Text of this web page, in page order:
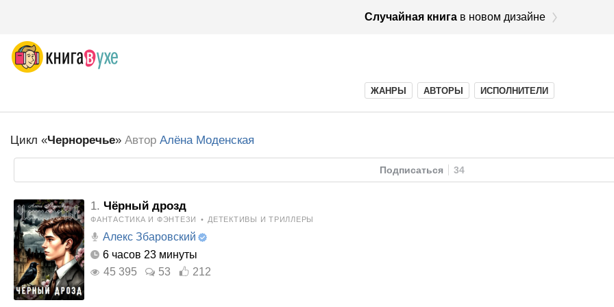
Случайная книгав новом дизайне
ЖАНРЫ АВТОРЫ ИСПОЛНИТЕЛИ
Цикл «Черноречье» Автор Алёна Моденская
Подписаться 34
1. Чёрный дрозд
ФАНТАСТИКА И ФЭНТЕЗИ • ДЕТЕКТИВЫ И ТРИЛЛЕРЫ
Алекс Збаровский
6 часов 23 минуты
45 395
53 212